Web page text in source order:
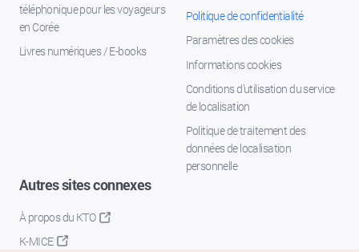
téléphonique pour les voyageurs
en Corée
Livres numériques / E-books
Politique de confidentialité
Paramètres des cookies
Informations cookies
Conditions d’utilisation du service
de localisation
Politique de traitement des
données de localisation
personnelle
Autres sites connexes
À propos du KTO
K-MICE